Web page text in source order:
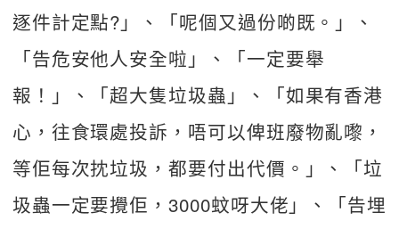
逐件計定點?」、「呢個又過份啲既。」、
「告危安他人安全啦」、「一定要舉
報！」、「超大隻垃圾蟲」、「如果有香港
心，往食環處投訴，唔可以俾班廢物亂嚟，
等佢每次抌垃圾，都要付出代價。」、「垃
圾蟲一定要攪佢，3000蚊呀大佬」、「告埋